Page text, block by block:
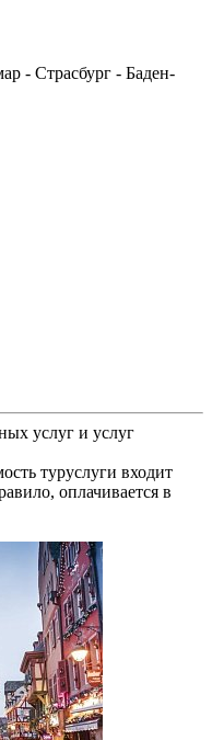
- Страсбург - Баден-
услуг и услуг
туруслуги входит
оплачивается в